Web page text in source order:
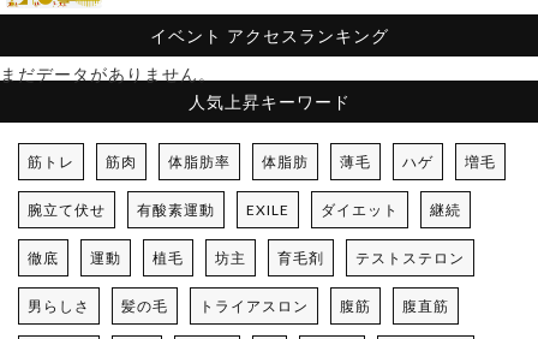
イベント アクセスランキング
まだデータがありません。
人気上昇キーワード
筋トレ 筋肉 体脂肪率 体脂肪 薄毛 ハゲ 増毛
腕立て伏せ 有酸素運動 EXILE ダイエット 継続
徹底 運動 植毛 坊主 育毛剤 テストステロン
男らしさ 髪の毛 トライアスロン 腹筋 腹直筋